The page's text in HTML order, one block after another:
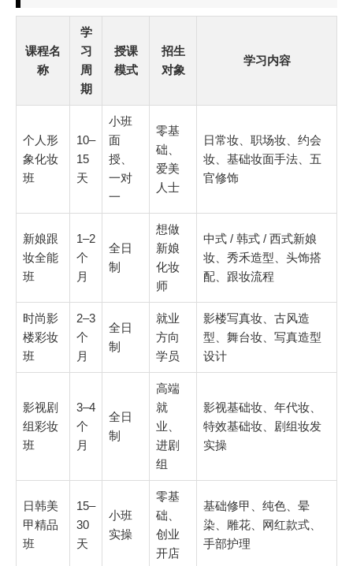
课程名
称
学
习
周
期
授课
模式
招生
对象
学习内容
个人形
象化妆
班
10–
15
天
小班
面
授、
一对
一
零基
础、
爱美
人士
日常妆、职场妆、约会
妆、基础妆面手法、五
官修饰
新娘跟
妆全能
班
1–2
个
月
全日
制
想做
新娘
化妆
师
中式 / 韩式 / 西式新娘
妆、秀禾造型、头饰搭
配、跟妆流程
时尚影
楼彩妆
班
2–3
个
月
全日
制
就业
方向
学员
影楼写真妆、古风造
型、舞台妆、写真造型
设计
影视剧
组彩妆
班
3–4
个
月
全日
制
高端
就
业、
进剧
组
影视基础妆、年代妆、
特效基础妆、剧组妆发
实操
日韩美
甲精品
班
15–
30
天
小班
实操
零基
础、
创业
开店
基础修甲、纯色、晕
染、雕花、网红款式、
手部护理